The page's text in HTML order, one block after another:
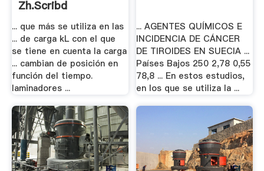
Zh.scribd
... que más se utiliza en las
... de carga kL con el que
se tiene en cuenta la carga
... cambian de posición en
función del tiempo.
laminadores ...
... AGENTES QUÍMICOS E
INCIDENCIA DE CÁNCER
DE TIROIDES EN SUECIA ...
Países Bajos 250 2,78 0,55
78,8 ... En estos estudios,
en los que se utiliza la ...